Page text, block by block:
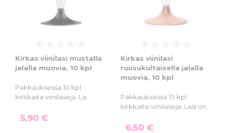
Kirkas viinilasi mustalla
jalalla muovia, 10 kpl
Pakkauksessa 10 kpl
kirkkaita viinilaseja. La…
5,90 €
Kirkas viinilasi
ruusukultaisella jalalla
muovia, 10 kpl
Pakkauksessa 10 kpl
kirkkaita viinilaseja. Lasi on…
6,50 €